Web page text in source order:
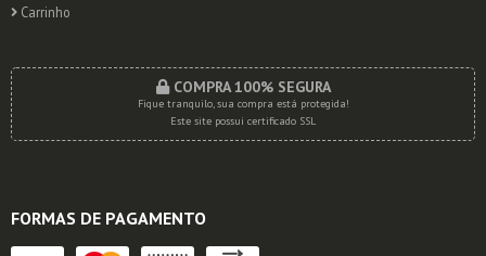
Carrinho
COMPRA 100% SEGURA
Fique tranquilo, sua compra está protegida!
Este site possui certificado SSL
FORMAS DE PAGAMENTO